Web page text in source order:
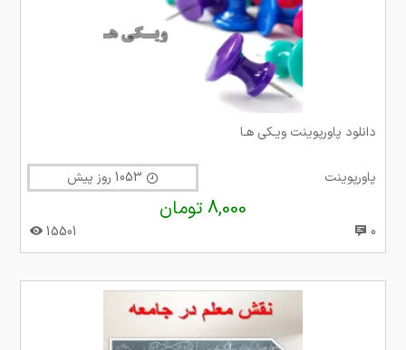
دانلود پاورپوینت ویـکی هـا
پاورپوینت
8,000 تومان
0
15501